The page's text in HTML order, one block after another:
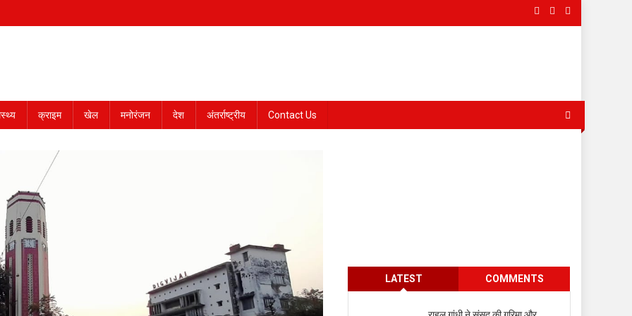
क्राइम खेल मनोरंजन देश अंतर्राष्ट्रीय Contact Us
LATEST COMMENTS